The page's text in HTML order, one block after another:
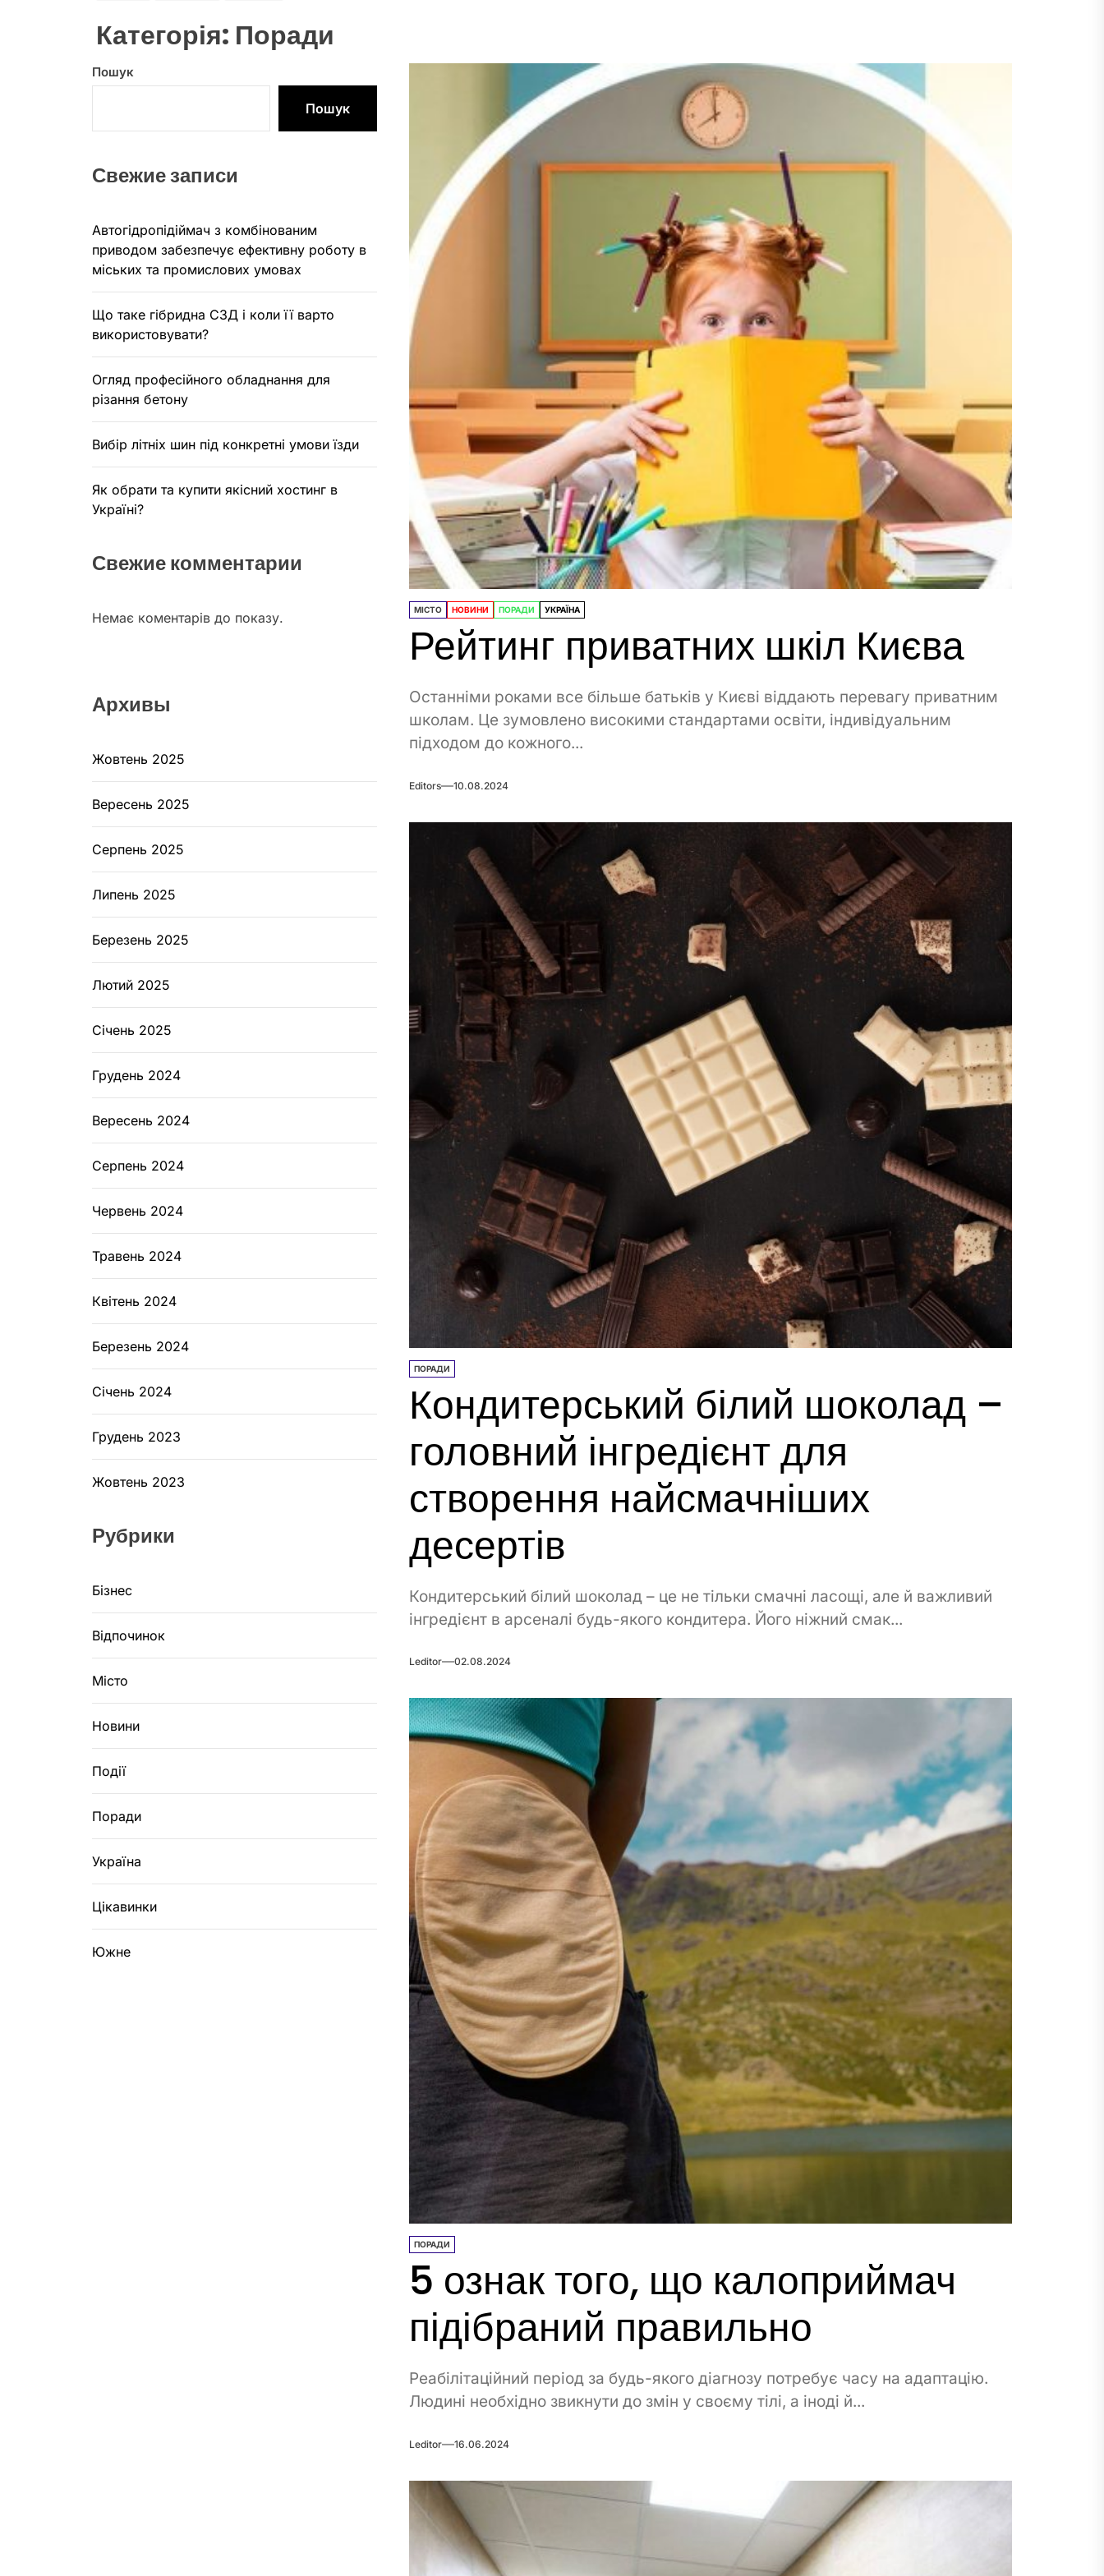
Категорія: Поради
МІСТО НОВИНИ ПОРАДИ УКРАЇНА
Рейтинг приватних шкіл Києва
Останніми роками все більше батьків у Києві віддають перевагу приватним
школам. Це зумовлено високими стандартами освіти, індивідуальним
підходом до кожного...
Editors 10.08.2024
ПОРАДИ
Кондитерський білий шоколад –
головний інгредієнт для
створення найсмачніших
десертів
Кондитерський білий шоколад – це не тільки смачні ласощі, але й важливий
інгредієнт в арсеналі будь-якого кондитера. Його ніжний смак...
Leditor 02.08.2024
ПОРАДИ
5 ознак того, що калоприймач
підібраний правильно
Реабілітаційний період за будь-якого діагнозу потребує часу на адаптацію.
Людині необхідно звикнути до змін у своєму тілі, а іноді й...
Leditor 16.06.2024
Пошук
Пошук
Свежие записи
Автогідропідіймач з комбінованим
приводом забезпечує ефективну роботу в
міських та промислових умовах
Що таке гібридна СЗД і коли її варто
використовувати?
Огляд професійного обладнання для
різання бетону
Вибір літніх шин під конкретні умови їзди
Як обрати та купити якісний хостинг в
Україні?
Свежие комментарии
Немає коментарів до показу.
Архивы
Жовтень 2025
Вересень 2025
Серпень 2025
Липень 2025
Березень 2025
Лютий 2025
Січень 2025
Грудень 2024
Вересень 2024
Серпень 2024
Червень 2024
Травень 2024
Квітень 2024
Березень 2024
Січень 2024
Грудень 2023
Жовтень 2023
Рубрики
Бізнес
Відпочинок
Місто
Новини
Події
Поради
Україна
Цікавинки
Южне